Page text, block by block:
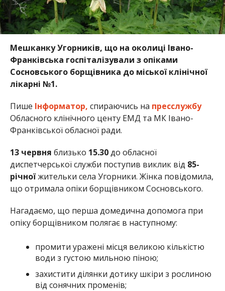
Мешканку Угорників, що на околиці Івано-
Франківська госпіталізували з опіками
Сосновського борщівника до міської клінічної
лікарні №1.
Пише Інформатор, спираючись на пресслужбу
Обласного клінічного центу ЕМД та МК Івано-
Франківської обласної ради.
13 червня близько 15.30до обласної
диспетчерської служби поступив виклик від 85-
річноїжительки села Угорники. Жінка повідомила,
що отримала опіки борщівником Сосновського.
Нагадаємо, що перша домедична допомога при
опіку борщівником полягає в наступному:
промити уражені місця великою кількістю
води з густою мильною піною;
захистити ділянки дотику шкіри з рослиною
від сонячних променів;